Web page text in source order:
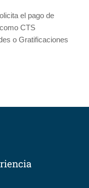
el pago de
CTS
o Gratificaciones